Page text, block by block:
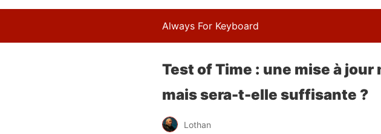
Always For Keyboard
Test of Time : une mise à
mais sera-t-elle suffisante ?
Lothan